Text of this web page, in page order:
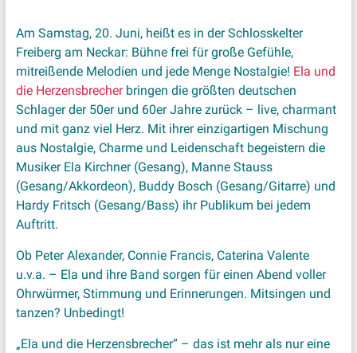
Am Samstag, 20. Juni, heißt es in der Schlosskelter
Freiberg am Neckar: Bühne frei für große Gefühle,
mitreißende Melodien und jede Menge Nostalgie! Ela und
die Herzensbrecherbringen die größten deutschen
Schlager der 50er und 60er Jahre zurück – live, charmant
und mit ganz viel Herz. Mit ihrer einzigartigen Mischung
aus Nostalgie, Charme und Leidenschaft begeistern die
Musiker Ela Kirchner (Gesang), Manne Stauss
(Gesang/Akkordeon), Buddy Bosch (Gesang/Gitarre) und
Hardy Fritsch (Gesang/Bass) ihr Publikum bei jedem
Auftritt.
Ob Peter Alexander, Connie Francis, Caterina Valente
u.v.a. – Ela und ihre Band sorgen für einen Abend voller
Ohrwürmer, Stimmung und Erinnerungen. Mitsingen und
tanzen? Unbedingt!
„Ela und die Herzensbrecher“ – das ist mehr als nur eine